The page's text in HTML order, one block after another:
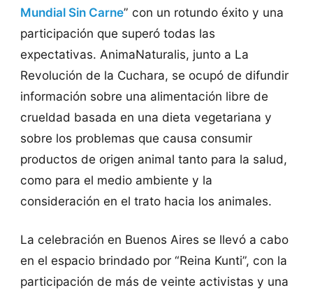
Mundial Sin Carne” con un rotundo éxito y una
participación que superó todas las
expectativas. AnimaNaturalis, junto a La
Revolución de la Cuchara, se ocupó de difundir
información sobre una alimentación libre de
crueldad basada en una dieta vegetariana y
sobre los problemas que causa consumir
productos de origen animal tanto para la salud,
como para el medio ambiente y la
consideración en el trato hacia los animales.
La celebración en Buenos Aires se llevó a cabo
en el espacio brindado por “Reina Kunti”, con la
participación de más de veinte activistas y una